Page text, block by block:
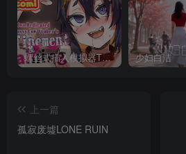
螺丝式插入模拟器TMA02 少妇白洁
上一篇
孤寂废墟LONE RUIN